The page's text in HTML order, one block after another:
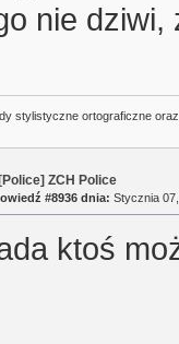
nie dziwi,
stylistyczne ortograficzne
ZCH Police
#8936 dnia: Stycznia
ktoś